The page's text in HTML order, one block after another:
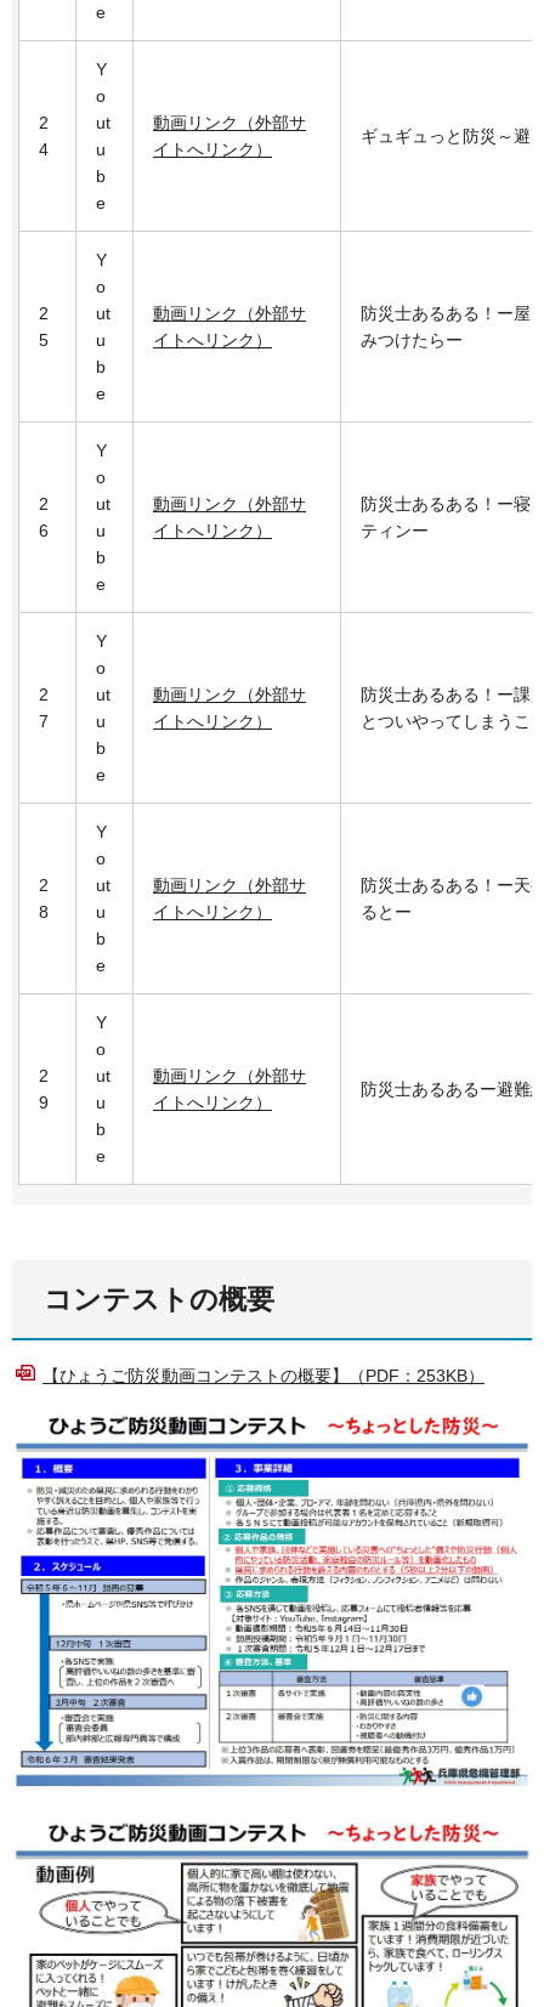
e
2
4
Y
o
ut
u
b
e
動画リンク（外部サ
イトへリンク）
ギュギュっと防災～避
2
5
Y
o
ut
u
b
e
動画リンク（外部サ
イトへリンク）
防災士あるある！ー屋
みつけたらー
2
6
Y
o
ut
u
b
e
動画リンク（外部サ
イトへリンク）
防災士あるある！ー寝
ティンー
2
7
Y
o
ut
u
b
e
動画リンク（外部サ
イトへリンク）
防災士あるある！ー課
とついやってしまうこ
2
8
Y
o
ut
u
b
e
動画リンク（外部サ
イトへリンク）
防災士あるある！ー天
るとー
2
9
Y
o
ut
u
b
e
動画リンク（外部サ
イトへリンク）
防災士あるあるー避難
コンテストの概要
【ひょうご防災動画コンテストの概要】（PDF：253KB）